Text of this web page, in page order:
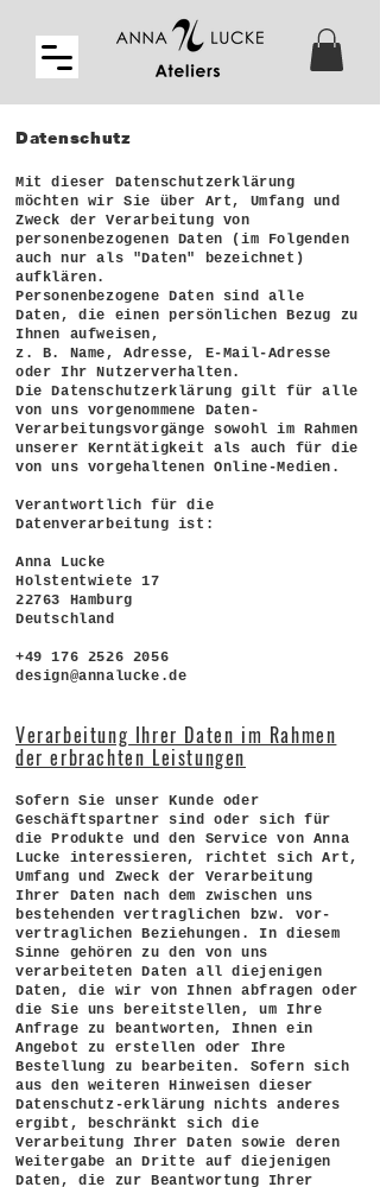
Datenschutz
Mit dieser Datenschutzerklärung
möchten wir Sie über Art, Umfang und
Zweck der Verarbeitung von
personenbezogenen Daten (im Folgenden
auch nur als "Daten" bezeichnet)
aufklären.
Personenbezogene Daten sind alle
Daten, die einen persönlichen Bezug zu
Ihnen aufweisen,
z. B. Name, Adresse, E-Mail-Adresse
oder Ihr Nutzerverhalten.
Die Datenschutzerklärung gilt für alle
von uns vorgenommene Daten-
Verarbeitungsvorgänge sowohl im Rahmen
unserer Kerntätigkeit als auch für die
von uns vorgehaltenen Online-Medien.
Verantwortlich für die
Datenverarbeitung ist:
Anna Lucke
Holstentwiete 17
22763 Hamburg
Deutschland
+49 176 2526 2056
design@annalucke.de
Verarbeitung Ihrer Daten im Rahmen
der erbrachten Leistungen
Sofern Sie unser Kunde oder
Geschäftspartner sind oder sich für
die Produkte und den Service von Anna
Lucke interessieren, richtet sich Art,
Umfang und Zweck der Verarbeitung
Ihrer Daten nach dem zwischen uns
bestehenden vertraglichen bzw. vor-
vertraglichen Beziehungen. In diesem
Sinne gehören zu den von uns
verarbeiteten Daten all diejenigen
Daten, die wir von Ihnen abfragen oder
die Sie uns bereitstellen, um Ihre
Anfrage zu beantworten, Ihnen ein
Angebot zu erstellen oder Ihre
Bestellung zu bearbeiten. Sofern sich
aus den weiteren Hinweisen dieser
Datenschutz-erklärung nichts anderes
ergibt, beschränkt sich die
Verarbeitung Ihrer Daten sowie deren
Weitergabe an Dritte auf diejenigen
Daten, die zur Beantwortung Ihrer